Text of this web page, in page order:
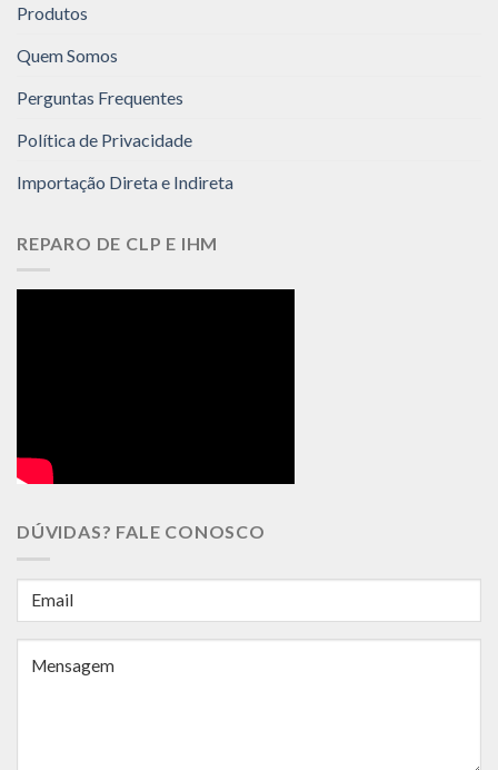
Produtos
Quem Somos
Perguntas Frequentes
Política de Privacidade
Importação Direta e Indireta
REPARO DE CLP E IHM
DÚVIDAS? FALE CONOSCO